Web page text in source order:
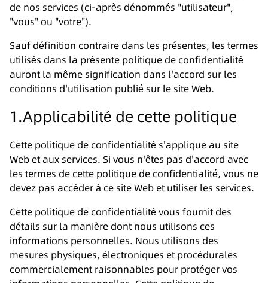
de nos services (ci-après dénommés "utilisateur",
"vous" ou "votre").
Sauf définition contraire dans les présentes, les termes
utilisés dans la présente politique de confidentialité
auront la même signification dans l'accord sur les
conditions d'utilisation publié sur le site Web.
1.Applicabilité de cette politique
Cette politique de confidentialité s'applique au site
Web et aux services. Si vous n'êtes pas d'accord avec
les termes de cette politique de confidentialité, vous ne
devez pas accéder à ce site Web et utiliser les services.
Cette politique de confidentialité vous fournit des
détails sur la manière dont nous utilisons ces
informations personnelles. Nous utilisons des
mesures physiques, électroniques et procédurales
commercialement raisonnables pour protéger vos